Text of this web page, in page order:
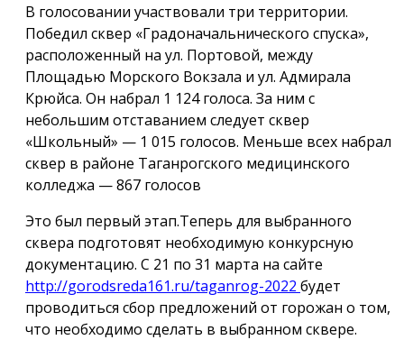
В голосовании участвовали три территории.
Победил сквер «Градоначальнического спуска»,
расположенный на ул. Портовой, между
Площадью Морского Вокзала и ул. Адмирала
Крюйса. Он набрал 1 124 голоса. За ним с
небольшим отставанием следует сквер
«Школьный» — 1 015 голосов. Меньше всех набрал
сквер в районе Таганрогского медицинского
колледжа — 867 голосов
Это был первый этап.Теперь для выбранного
сквера подготовят необходимую конкурсную
документацию. С 21 по 31 марта на сайте
http://gorodsreda161.ru/taganrog-2022 будет
проводиться сбор предложений от горожан о том,
что необходимо сделать в выбранном сквере.